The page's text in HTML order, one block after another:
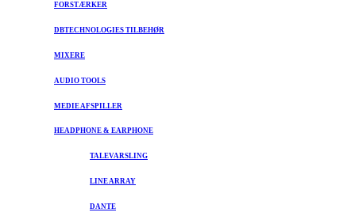
FORSTÆRKER
DBTECHNOLOGIES TILBEHØR
MIXERE
AUDIO TOOLS
MEDIE AFSPILLER
HEADPHONE & EARPHONE
TALEVARSLING
LINE ARRAY
DANTE